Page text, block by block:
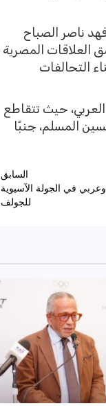
ناصر الصباح
العلاقات المصرية
التحالفات
حيث تتقاطع
المسلم، جنبًا
السابق
في الجولة الآسيوية
للجولف